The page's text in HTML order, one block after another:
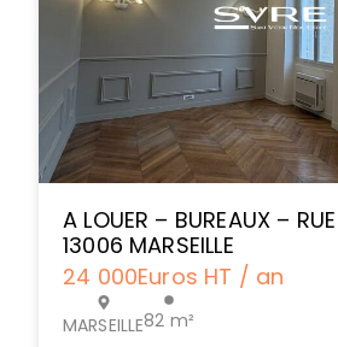
A LOUER – BUREAUX –
13006 MARSEILLE
24 000Euros HT / an
MARSEILLE82 m²